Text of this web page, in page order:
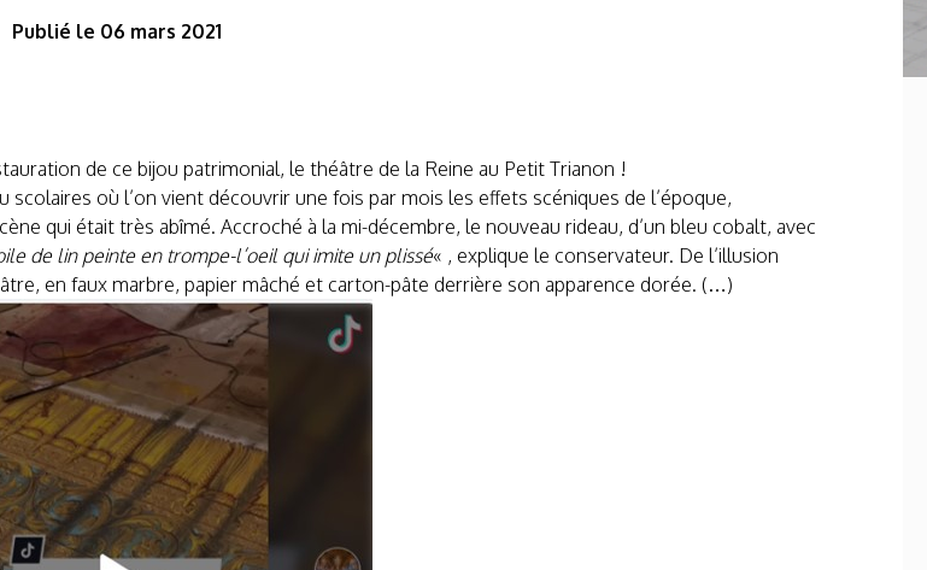
Publié le 06 mars 2021
de ce bijou patrimonial, le théâtre de la Reine au Petit Trianon !
où l’on vient découvrir une fois par mois les effets scéniques de l’époque,
qui était très abîmé. Accroché à la mi-décembre, le nouveau rideau, d’un bleu cobalt, avec
de lin peinte en trompe-l’oeil qui imite un plissé« , explique le conservateur. De l’illusion
en faux marbre, papier mâché et carton-pâte derrière son apparence dorée. (…)